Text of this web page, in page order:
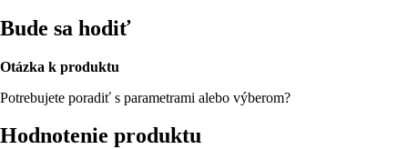
Bude sa hodiť
Otázka k produktu
Potrebujete poradiť s parametrami alebo výberom?
Hodnotenie produktu